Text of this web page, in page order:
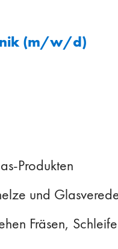
(m/w/d)
Produkten
und
Fräsen,